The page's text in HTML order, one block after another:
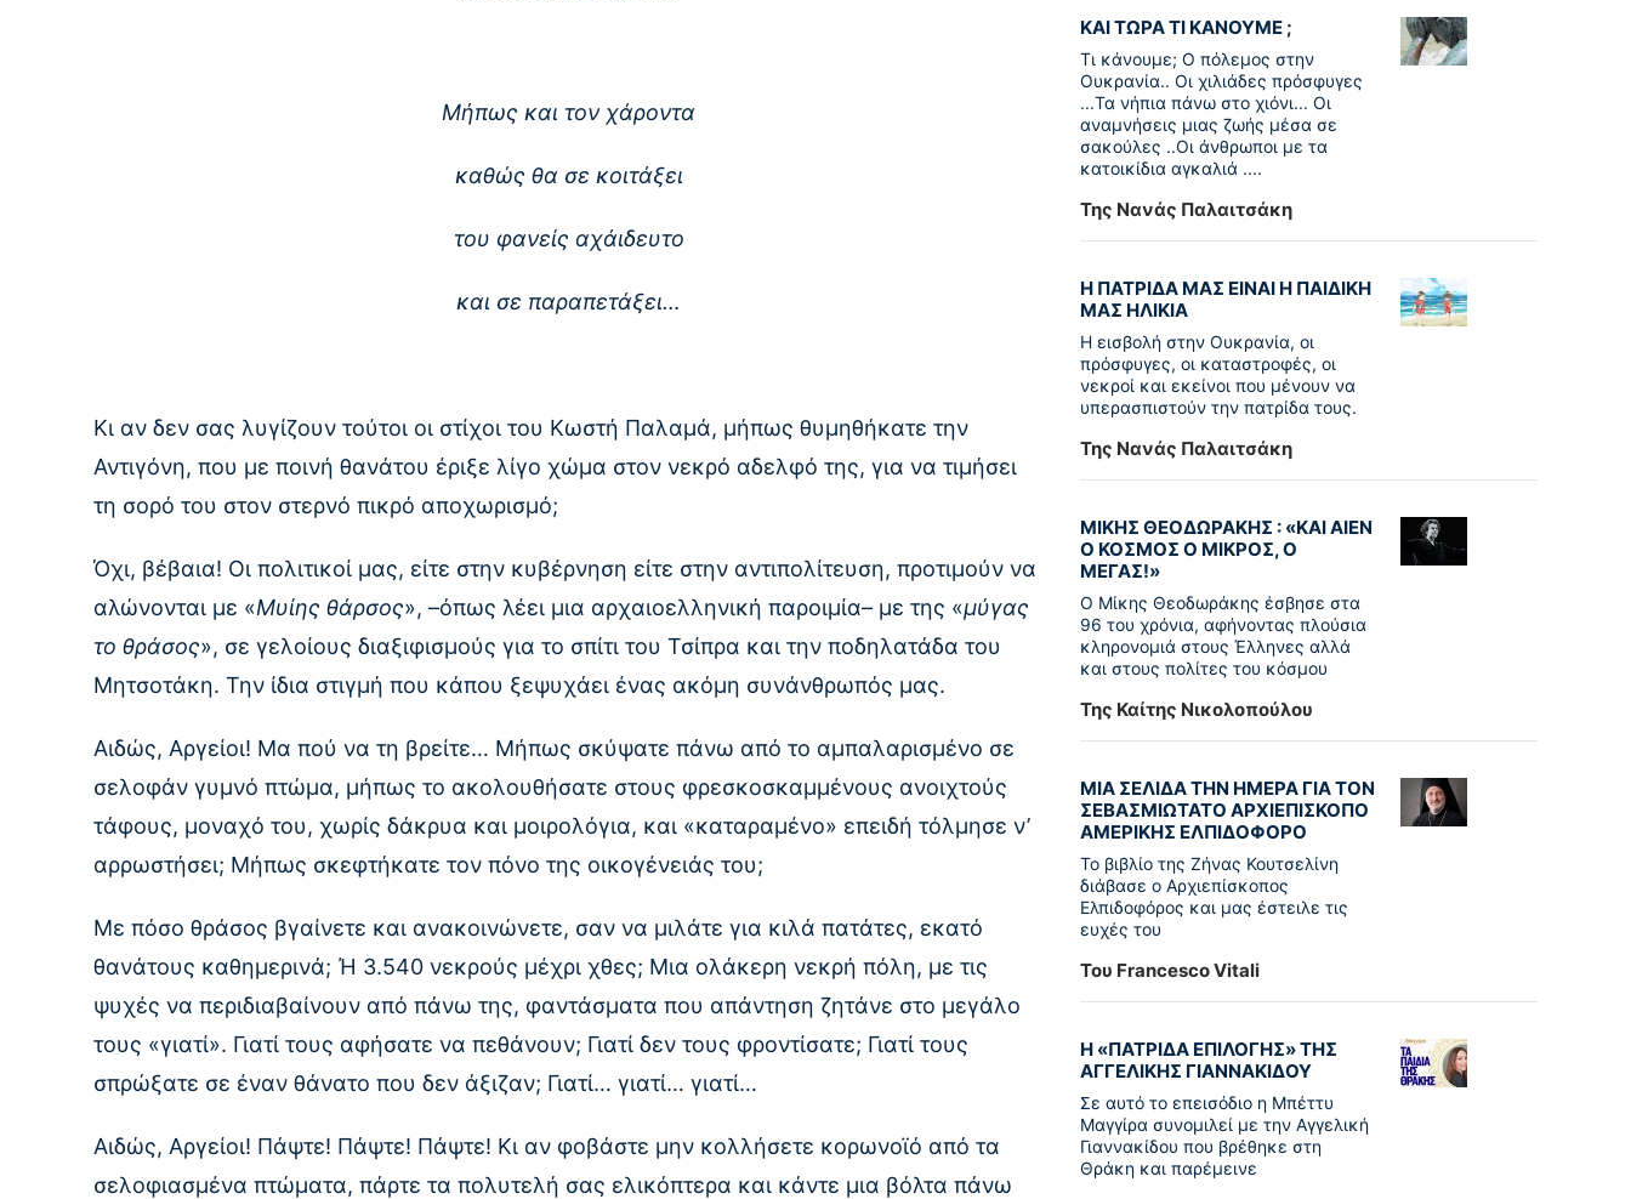
Μήπως και τον χάροντα
καθώς θα σε κοιτάξει
του φανείς αχάιδευτο
και σε παραπετάξει…
Κι αν δεν σας λυγίζουν τούτοι οι στίχοι του Κωστή Παλαμά, μήπως θυμηθήκατε την
Αντιγόνη, που με ποινή θανάτου έριξε λίγο χώμα στον νεκρό αδελφό της, για να τιμήσει
τη σορό του στον στερνό πικρό αποχωρισμό;
Όχι, βέβαια! Οι πολιτικοί μας, είτε στην κυβέρνηση είτε στην αντιπολίτευση, προτιμούν να
αλώνονται με «Μυίης θάρσος», –όπως λέει μια αρχαιοελληνική παροιμία– με της «μύγας
το θράσος», σε γελοίους διαξιφισμούς για το σπίτι του Τσίπρα και την ποδηλατάδα του
Μητσοτάκη. Την ίδια στιγμή που κάπου ξεψυχάει ένας ακόμη συνάνθρωπός μας.
Αιδώς, Αργείοι! Μα πού να τη βρείτε… Μήπως σκύψατε πάνω από το αμπαλαρισμένο σε
σελοφάν γυμνό πτώμα, μήπως το ακολουθήσατε στους φρεσκοσκαμμένους ανοιχτούς
τάφους, μοναχό του, χωρίς δάκρυα και μοιρολόγια, και «καταραμένο» επειδή τόλμησε ν’
αρρωστήσει; Μήπως σκεφτήκατε τον πόνο της οικογένειάς του;
Με πόσο θράσος βγαίνετε και ανακοινώνετε, σαν να μιλάτε για κιλά πατάτες, εκατό
θανάτους καθημερινά; Ή 3.540 νεκρούς μέχρι χθες; Μια ολάκερη νεκρή πόλη, με τις
ψυχές να περιδιαβαίνουν από πάνω της, φαντάσματα που απάντηση ζητάνε στο μεγάλο
τους «γιατί». Γιατί τους αφήσατε να πεθάνουν; Γιατί δεν τους φροντίσατε; Γιατί τους
σπρώξατε σε έναν θάνατο που δεν άξιζαν; Γιατί… γιατί… γιατί…
Αιδώς, Αργείοι! Πάψτε! Πάψτε! Πάψτε! Κι αν φοβάστε μην κολλήσετε κορωνοϊό από τα
σελοφιασμένα πτώματα, πάρτε τα πολυτελή σας ελικόπτερα και κάντε μια βόλτα πάνω
ΚΑΙ ΤΩΡΑ ΤΙ ΚΑΝΟΥΜΕ ;
Τι κάνουμε; Ο πόλεμος στην
Ουκρανία.. Οι χιλιάδες πρόσφυγες
...Τα νήπια πάνω στο χιόνι... Οι
αναμνήσεις μιας ζωής μέσα σε
σακούλες ..Οι άνθρωποι με τα
κατοικίδια αγκαλιά ....
Της Νανάς Παλαιτσάκη
Η ΠΑΤΡΙΔΑ ΜΑΣ ΕΙΝΑΙ Η ΠΑΙΔΙΚΗ
ΜΑΣ ΗΛΙΚΙΑ
Η εισβολή στην Ουκρανία, οι
πρόσφυγες, οι καταστροφές, οι
νεκροί και εκείνοι που μένουν να
υπερασπιστούν την πατρίδα τους.
Της Νανάς Παλαιτσάκη
ΜΙΚΗΣ ΘΕΟΔΩΡΑΚΗΣ : «KAI ΑΙΕΝ
Ο ΚΟΣΜΟΣ Ο ΜΙΚΡΟΣ, Ο
ΜΕΓΑΣ!»
Ο Μίκης Θεοδωράκης έσβησε στα
96 του χρόνια, αφήνοντας πλούσια
κληρονομιά στους Έλληνες αλλά
και στους πολίτες του κόσμου
Της Καίτης Νικολοπούλου
ΜΙΑ ΣΕΛΙΔΑ ΤΗΝ ΗΜΕΡΑ ΓΙΑ ΤΟΝ
ΣΕΒΑΣΜΙΩΤΑΤΟ ΑΡΧΙΕΠΙΣΚΟΠΟ
ΑΜΕΡΙΚΗΣ ΕΛΠΙΔΟΦΟΡΟ
Το βιβλίο της Ζήνας Κουτσελίνη
διάβασε ο Αρχιεπίσκοπος
Ελπιδοφόρος και μας έστειλε τις
ευχές του
Του Francesco Vitali
Η «ΠΑΤΡΊΔΑ ΕΠΙΛΟΓΉΣ» ΤΗΣ
ΑΓΓΕΛΙΚΉΣ ΓΙΑΝΝΑΚΊΔΟΥ
Σε αυτό το επεισόδιο η Μπέττυ
Μαγγίρα συνομιλεί με την Αγγελική
Γιαννακίδου που βρέθηκε στη
Θράκη και παρέμεινε